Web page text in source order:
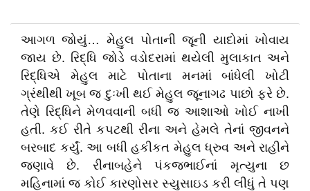
આગળ જોયું… મેહુલ પોતાની જૂની યાદોમાં ખોવાય
જાય છે. રિદ્ધિ જોડે વડોદરામાં થયેલી મુલાકાત અને
રિદ્ધિએ મેહુલ માટે પોતાના મનમાં બાંધેલી ખોટી
ગ્રંથીથી ખૂબ જ દુઃખી થઈ મેહુલ જૂનાગઢ પાછો ફરે છે.
તેણે રિદ્ધિને મેળવવાની બધી જ આશાઓ ખોઈ નાખી
હતી. કઈ રીતે કપટથી રીના અને હેમલે તેનાં જીવનને
બરબાદ કર્યું. આ બધી હકીકત મેહુલ ધ્રુવ અને રાહીને
જણાવે છે. રીનાબહેને પંકજભાઈનાં મૃત્યુના છ
મહિનામાં જ કોઈ કારણોસર સ્યુસાઇડ કરી લીધું તે પણ